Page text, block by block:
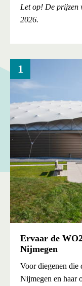
Let op! De prijzen
2026.
1
Ervaar de
Nijmegen
Voor diegenen die
Nijmegen en haar